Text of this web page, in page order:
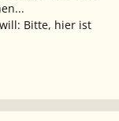
Bitte, hier ist